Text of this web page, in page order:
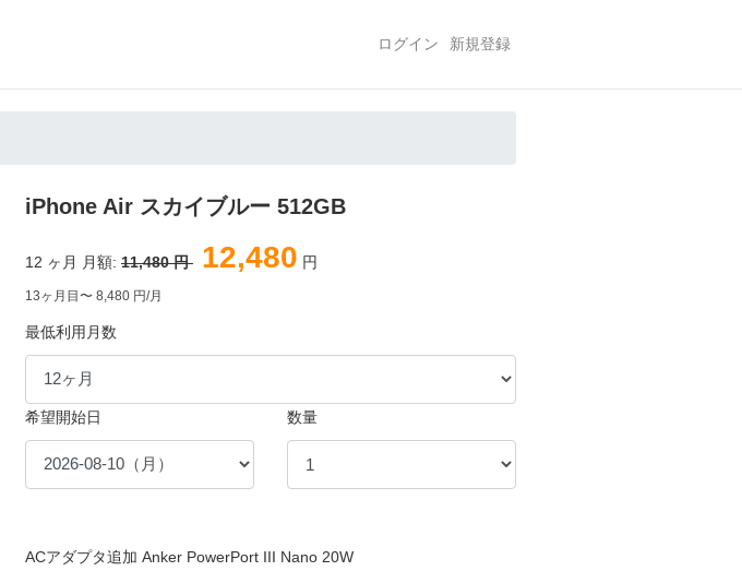
ログイン 新規登録
iPhone Air スカイブルー 512GB
12 ヶ月 月額: 11,480 円 12,480 円
13ヶ月目〜 8,480 円/月
最低利用月数
希望開始日 数量
ACアダプタ追加 Anker PowerPort III Nano 20W